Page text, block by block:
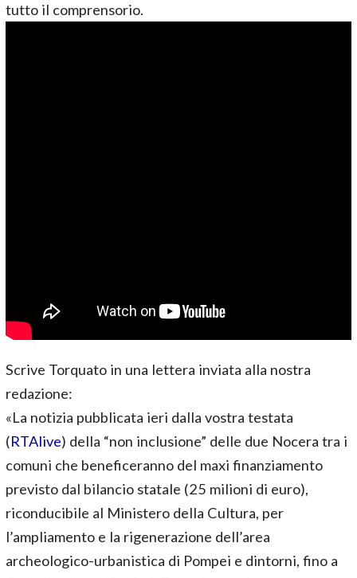
tutto il comprensorio.
Scrive Torquato in una lettera inviata alla nostra
redazione:
«La notizia pubblicata ieri dalla vostra testata
(RTAlive) della “non inclusione” delle due Nocera tra i
comuni che beneficeranno del maxi finanziamento
previsto dal bilancio statale (25 milioni di euro),
riconducibile al Ministero della Cultura, per
l’ampliamento e la rigenerazione dell’area
archeologico-urbanistica di Pompei e dintorni, fino a